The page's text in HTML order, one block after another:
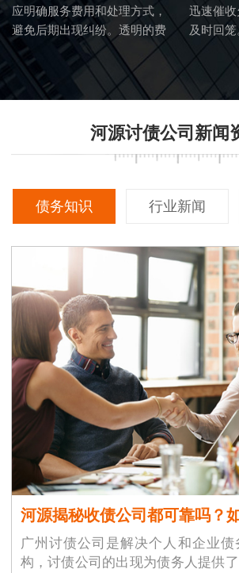
应明确服务费用和处理方式，
避免后期出现纠纷。透明的费
用标准也体现了讨债公司的诚
信度。
迅速催
及时回
河源讨债公司新闻
债务知识 行业新闻
广州讨债公司是解决个人和企业
构，讨债公司的出现为债务人提供了